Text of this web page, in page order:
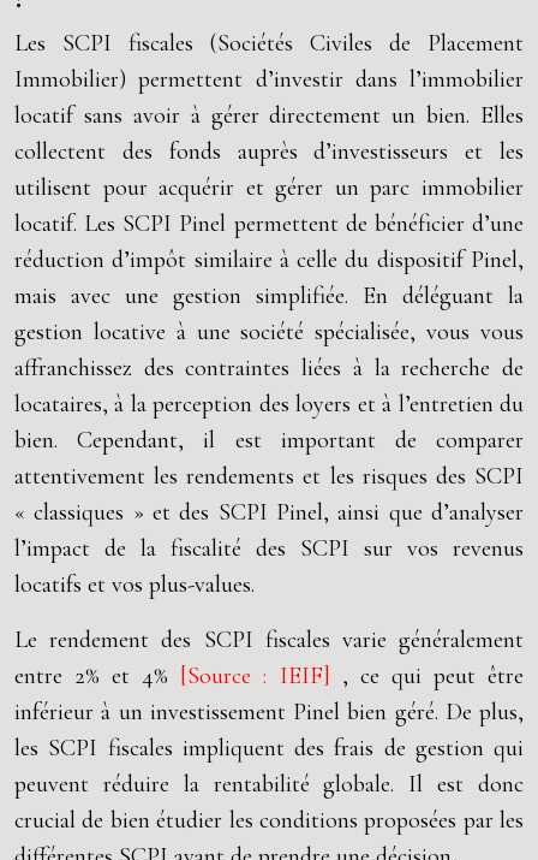
Les SCPI fiscales (Sociétés Civiles de Placement
Immobilier) permettent d’investir dans l’immobilier
locatif sans avoir à gérer directement un bien. Elles
collectent des fonds auprès d’investisseurs et les
utilisent pour acquérir et gérer un parc immobilier
locatif. Les SCPI Pinel permettent de bénéficier d’une
réduction d’impôt similaire à celle du dispositif Pinel,
mais avec une gestion simplifiée. En déléguant la
gestion locative à une société spécialisée, vous vous
affranchissez des contraintes liées à la recherche de
locataires, à la perception des loyers et à l’entretien du
bien. Cependant, il est important de comparer
attentivement les rendements et les risques des SCPI
« classiques » et des SCPI Pinel, ainsi que d’analyser
l’impact de la fiscalité des SCPI sur vos revenus
locatifs et vos plus-values.
Le rendement des SCPI fiscales varie généralement
entre 2% et 4% [Source : IEIF] , ce qui peut être
inférieur à un investissement Pinel bien géré. De plus,
les SCPI fiscales impliquent des frais de gestion qui
peuvent réduire la rentabilité globale. Il est donc
crucial de bien étudier les conditions proposées par les